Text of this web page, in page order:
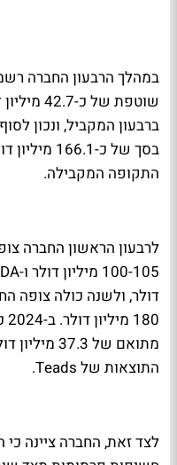
במהלך הרבעון החברה
ברבעון המקביל, ונכון
התקופה המקבילה.
מתואם של
התוצאות של Teads.
לצד זאת, החברה ציינה